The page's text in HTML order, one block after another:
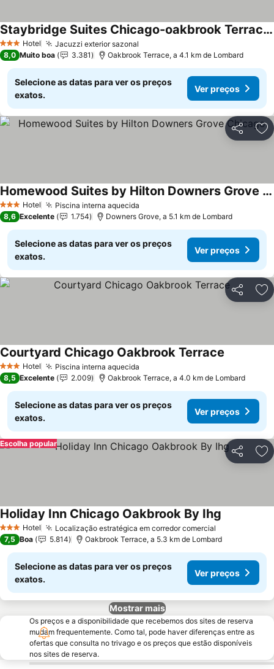
3 EstrelasHotel Jacuzzi exterior sazonal
Staybridge Suites Chicago-oakbrook Terrace By Ihg
8,0 Muito boa 3.381 Oakbrook Terrace, a 4.1 km de Lombard
Selecione as datas para ver os preços
exatos.
Ver preços
Partilhar
3 EstrelasHotel Piscina interna aquecida
Homewood Suites by Hilton Downers Grove Chicago
8,6 Excelente 1.754 Downers Grove, a 5.1 km de Lombard
Selecione as datas para ver os preços
exatos.
Ver preços
Partilhar
3 EstrelasHotel Piscina interna aquecida
Courtyard Chicago Oakbrook Terrace
8,5 Excelente 2.009 Oakbrook Terrace, a 4.0 km de Lombard
Selecione as datas para ver os preços
exatos.
Ver preços
Partilhar
Escolha popular
3 EstrelasHotel Localização estratégica em corredor comercial
Holiday Inn Chicago Oakbrook By Ihg
7,5 Boa 5.814 Oakbrook Terrace, a 5.3 km de Lombard
Selecione as datas para ver os preços
exatos.
Ver preços
Mostrar mais
Os preços e a disponibilidade que recebemos dos sites de reserva
mudam frequentemente. Como tal, pode haver diferenças entre as
ofertas que consulta no trivago e os preços que estão disponíveis
nos sites de reserva.